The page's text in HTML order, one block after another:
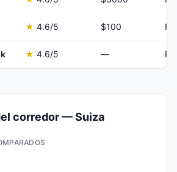
★ 4.6/5 $100
★ 4.6/5 —
corredor — Suiza